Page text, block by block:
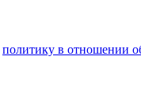
политику в отношении